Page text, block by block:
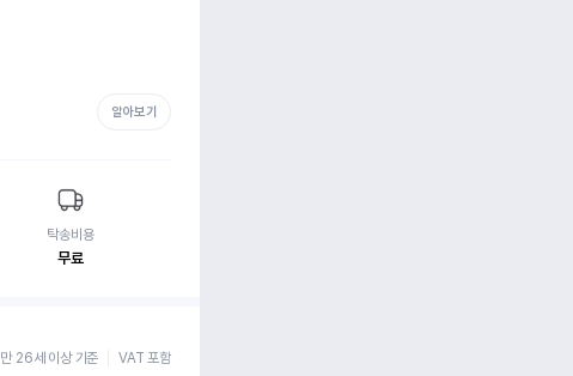
알아보기
탁송비용
무료
만 26세 이상 기준 VAT 포함